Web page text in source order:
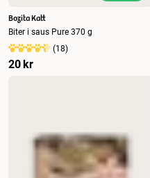
Bozita Katt
Biter i saus Pure 370 g
(18)
20 kr